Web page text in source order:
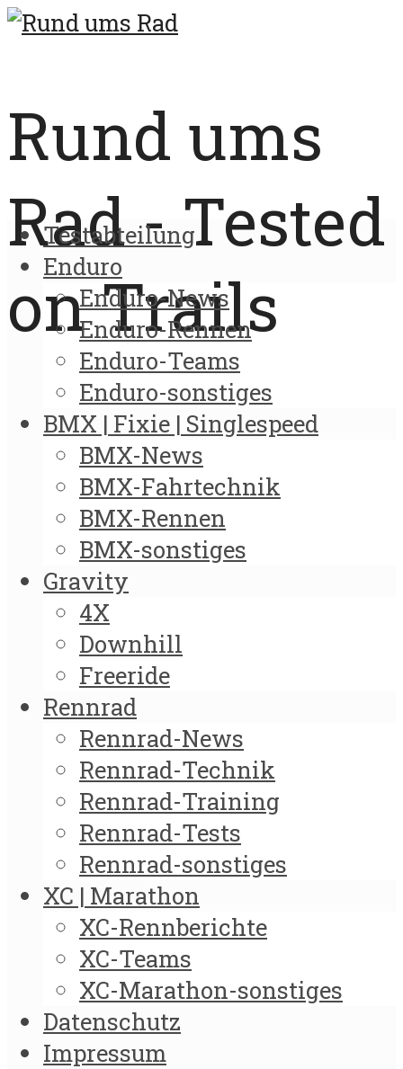
Rund ums
Rad - Tested
on Trails
Testabteilung
Enduro
Enduro-News
Enduro-Rennen
Enduro-Teams
Enduro-sonstiges
BMX | Fixie | Singlespeed
BMX-News
BMX-Fahrtechnik
BMX-Rennen
BMX-sonstiges
Gravity
4X
Downhill
Freeride
Rennrad
Rennrad-News
Rennrad-Technik
Rennrad-Training
Rennrad-Tests
Rennrad-sonstiges
XC | Marathon
XC-Rennberichte
XC-Teams
XC-Marathon-sonstiges
Datenschutz
Impressum